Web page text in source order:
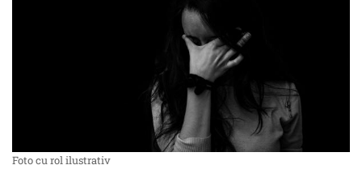
Foto cu rol ilustrativ